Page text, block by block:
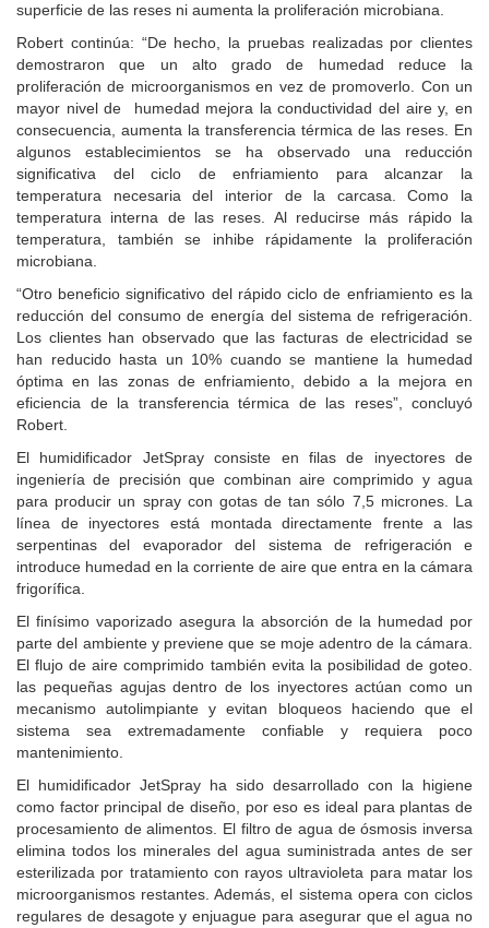
superficie de las reses ni aumenta la proliferación microbiana.
Robert continúa: “De hecho, la pruebas realizadas por clientes
demostraron que un alto grado de humedad reduce la
proliferación de microorganismos en vez de promoverlo. Con un
mayor nivel de humedad mejora la conductividad del aire y, en
consecuencia, aumenta la transferencia térmica de las reses. En
algunos establecimientos se ha observado una reducción
significativa del ciclo de enfriamiento para alcanzar la
temperatura necesaria del interior de la carcasa. Como la
temperatura interna de las reses. Al reducirse más rápido la
temperatura, también se inhibe rápidamente la proliferación
microbiana.
“Otro beneficio significativo del rápido ciclo de enfriamiento es la
reducción del consumo de energía del sistema de refrigeración.
Los clientes han observado que las facturas de electricidad se
han reducido hasta un 10% cuando se mantiene la humedad
óptima en las zonas de enfriamiento, debido a la mejora en
eficiencia de la transferencia térmica de las reses”, concluyó
Robert.
El humidificador JetSpray consiste en filas de inyectores de
ingeniería de precisión que combinan aire comprimido y agua
para producir un spray con gotas de tan sólo 7,5 micrones. La
línea de inyectores está montada directamente frente a las
serpentinas del evaporador del sistema de refrigeración e
introduce humedad en la corriente de aire que entra en la cámara
frigorífica.
El finísimo vaporizado asegura la absorción de la humedad por
parte del ambiente y previene que se moje adentro de la cámara.
El flujo de aire comprimido también evita la posibilidad de goteo.
las pequeñas agujas dentro de los inyectores actúan como un
mecanismo autolimpiante y evitan bloqueos haciendo que el
sistema sea extremadamente confiable y requiera poco
mantenimiento.
El humidificador JetSpray ha sido desarrollado con la higiene
como factor principal de diseño, por eso es ideal para plantas de
procesamiento de alimentos. El filtro de agua de ósmosis inversa
elimina todos los minerales del agua suministrada antes de ser
esterilizada por tratamiento con rayos ultravioleta para matar los
microorganismos restantes. Además, el sistema opera con ciclos
regulares de desagote y enjuague para asegurar que el agua no